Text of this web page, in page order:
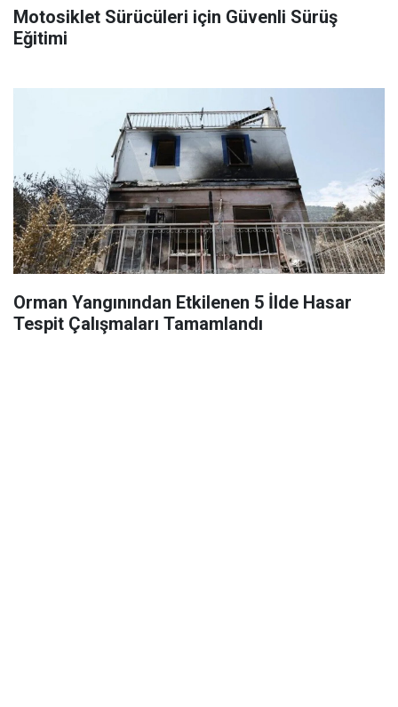
Motosiklet Sürücüleri için Güvenli Sürüş
Eğitimi
Orman Yangınından Etkilenen 5 İlde Hasar
Tespit Çalışmaları Tamamlandı